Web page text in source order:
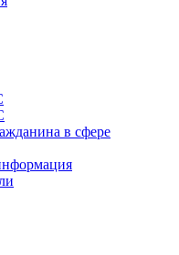
в сфере